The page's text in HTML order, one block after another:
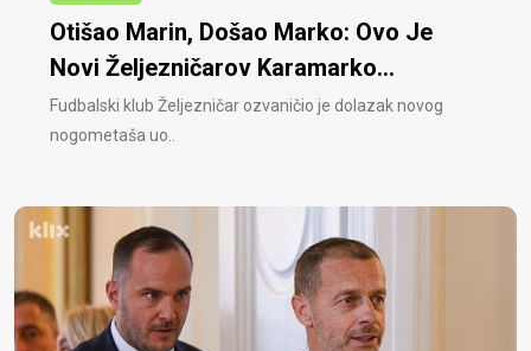
Otišao Marin, Došao Marko: Ovo Je
Novi Željezničarov Karamarko...
Fudbalski klub Željezničar ozvaničio je dolazak novog
nogometaša uo..